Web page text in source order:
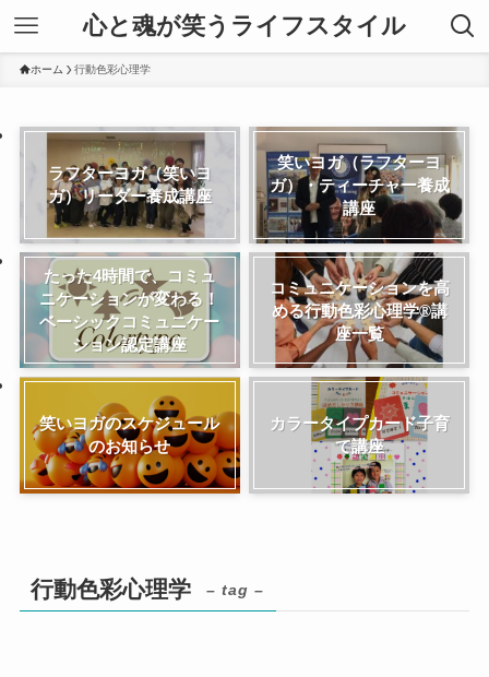
心と魂が笑うライフスタイル
ホーム 行動色彩心理学
ラフターヨガ（笑いヨ
ガ）リーダー養成講座
笑いヨガ（ラフターヨ
ガ）・ティーチャー養成
講座
たった4時間で、コミュ
ニケーションが変わる！
ベーシックコミュニケー
ション認定講座
コミュニケーションを高
める行動色彩心理学®講
座一覧
笑いヨガのスケジュール
のお知らせ
カラータイプカード子育
て講座
行動色彩心理学 – tag –